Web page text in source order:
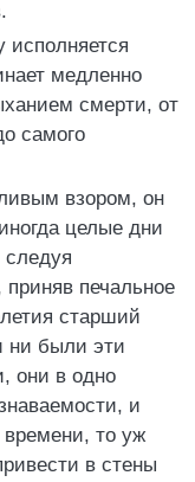
исполняется
медленно
смерти, от
самого
взором, он
целые дни
следуя
приняв печальное
старший
ни были эти
они в одно
и
времени, то уж
в стены